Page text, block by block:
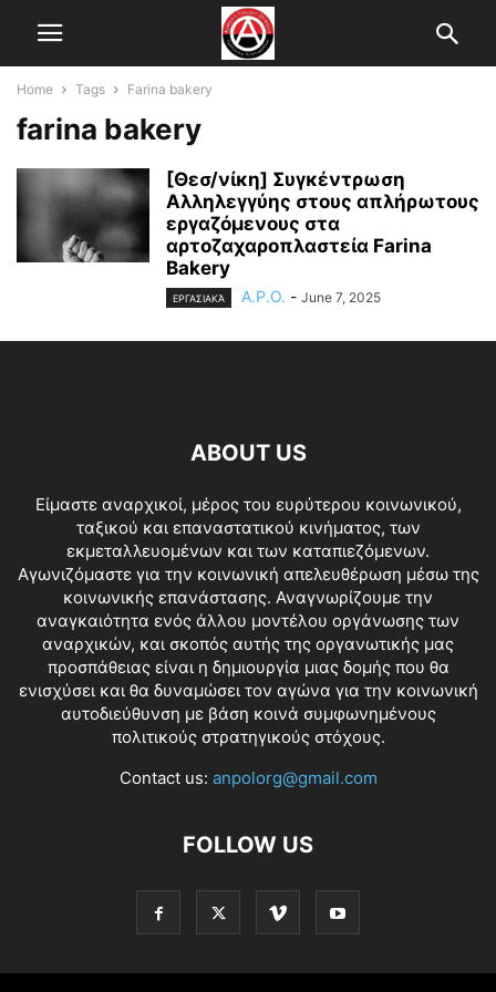
Home Tags Farina bakery
farina bakery
[Θεσ/νίκη] Συγκέντρωση
Αλληλεγγύης στους απλήρωτους
εργαζόμενους στα
αρτοζαχαροπλαστεία Farina
Bakery
ΕΡΓΑΣΙΑΚΆ A.P.O. - June 7, 2025
ABOUT US
Είμαστε αναρχικοί, μέρος του ευρύτερου κοινωνικού,
ταξικού και επαναστατικού κινήματος, των
εκμεταλλευομένων και των καταπιεζόμενων.
Αγωνιζόμαστε για την κοινωνική απελευθέρωση μέσω της
κοινωνικής επανάστασης. Αναγνωρίζουμε την
αναγκαιότητα ενός άλλου μοντέλου οργάνωσης των
αναρχικών, και σκοπός αυτής της οργανωτικής μας
προσπάθειας είναι η δημιουργία μιας δομής που θα
ενισχύσει και θα δυναμώσει τον αγώνα για την κοινωνική
αυτοδιεύθυνση με βάση κοινά συμφωνημένους
πολιτικούς στρατηγικούς στόχους.
Contact us: anpolorg@gmail.com
FOLLOW US